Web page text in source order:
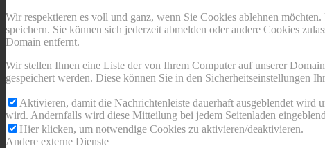
Wir respektieren es voll und ganz, wenn Sie Cookies ablehnen
speichern. Sie können sich jederzeit abmelden oder andere Cookies
Domain entfernt.
Wir stellen Ihnen eine Liste der von Ihrem Computer auf unserer
gespeichert werden. Diese können Sie in den Sicherheitseinstellungen
Aktivieren, damit die Nachrichtenleiste dauerhaft ausgeblendet wird
wird. Andernfalls wird diese Mitteilung bei jedem Seitenladen
Hier klicken, um notwendige Cookies zu aktivieren/deaktivieren.
Andere externe Dienste